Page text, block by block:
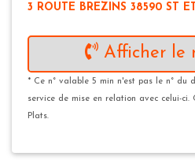
3 ROUTE BREZINS 38590 ST
Afficher le
* Ce n° valable 5 min n'est pas le n° du
service de mise en relation avec celui-ci.
Plats.